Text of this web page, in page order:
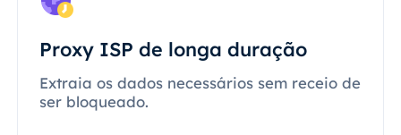
Proxy ISP de longa duração
Extraia os dados necessários sem receio de
ser bloqueado.